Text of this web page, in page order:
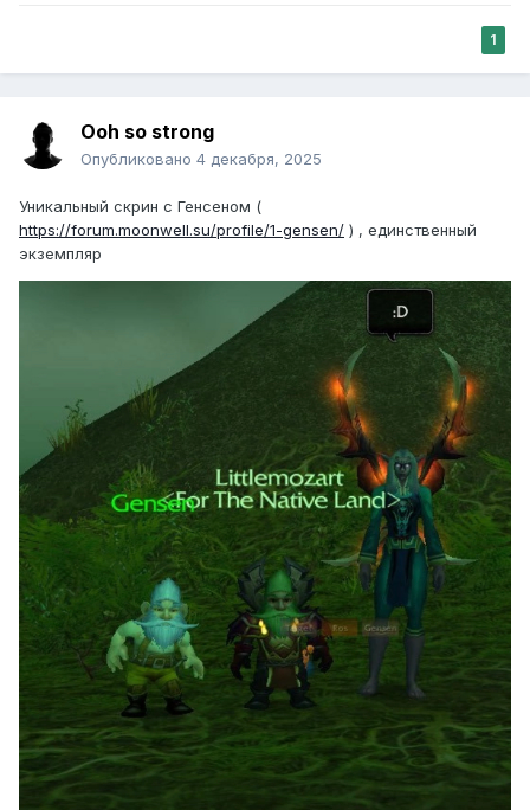
1
Ooh so strong
Опубликовано 4 декабря, 2025
Уникальный скрин с Генсеном (
https://forum.moonwell.su/profile/1-gensen/ ) , единственный
экземпляр